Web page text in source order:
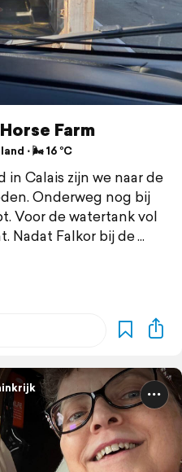
Farm
⋅ 🌬 16 °C
Calais zijn we naar de
Onderweg nog bij
Voor de watertank vol
Nadat Falkor bij de